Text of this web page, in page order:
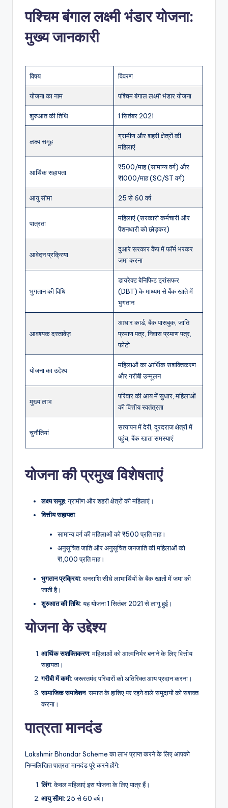
पश्चिम बंगाल लक्ष्मी भंडार योजना:
मुख्य जानकारी
विषय विवरण
योजना का नाम पश्चिम बंगाल लक्ष्मी भंडार योजना
शुरुआत की तिथि 1 सितंबर 2021
लक्ष्य समूह
ग्रामीण और शहरी क्षेत्रों की
महिलाएं
आर्थिक सहायता
₹500/माह (सामान्य वर्ग) और
₹1000/माह (SC/ST वर्ग)
आयु सीमा 25 से 60 वर्ष
पात्रता
महिलाएं (सरकारी कर्मचारी और
पेंशनधारी को छोड़कर)
आवेदन प्रक्रिया
दुआरे सरकार कैंप में फॉर्म भरकर
जमा करना
भुगतान की विधि
डायरेक्ट बेनिफिट ट्रांसफर
(DBT) के माध्यम से बैंक खाते में
भुगतान
आवश्यक दस्तावेज़
आधार कार्ड, बैंक पासबुक, जाति
प्रमाण पत्र, निवास प्रमाण पत्र,
फोटो
योजना का उद्देश्य
महिलाओं का आर्थिक सशक्तिकरण
और गरीबी उन्मूलन
मुख्य लाभ
परिवार की आय में सुधार, महिलाओं
की वित्तीय स्वतंत्रता
चुनौतियां
सत्यापन में देरी, दूरदराज क्षेत्रों में
पहुंच, बैंक खाता समस्याएं
योजना की प्रमुख विशेषताएं
लक्ष्यसमूह: ग्रामीण और शहरी क्षेत्रों की महिलाएं।
वित्तीयसहायता:
सामान्य वर्ग की महिलाओं को ₹500 प्रति माह।
अनुसूचित जाति और अनुसूचित जनजाति की महिलाओं को
₹1,000 प्रति माह।
भुगतानप्रक्रिया: धनराशि सीधे लाभार्थियों के बैंक खातों में जमा की
जाती है।
शुरुआतकीतिथि: यह योजना 1 सितंबर 2021 से लागू हुई।
योजना के उद्देश्य
आर्थिकसशक्तिकरण: महिलाओं को आत्मनिर्भर बनाने के लिए वित्तीय
सहायता।
गरीबीमेंकमी: जरूरतमंद परिवारों को अतिरिक्त आय प्रदान करना।
सामाजिकसमावेशन: समाज के हाशिए पर रहने वाले समुदायों को सशक्त
करना।
पात्रता मानदंड
Lakshmir Bhandar Scheme का लाभ प्राप्त करने के लिए आपको
निम्नलिखित पात्रता मानदंड पूरे करने होंगे:
लिंग: केवल महिलाएं इस योजना के लिए पात्र हैं।
आयुसीमा: 25 से 60 वर्ष।